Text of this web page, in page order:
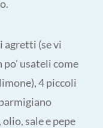
agretti (se vi
usateli come
4 piccoli
sale e pepe